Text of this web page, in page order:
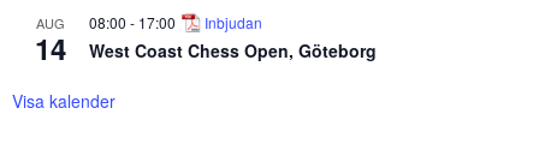
AUG
14
08:00 - 17:00 Inbjudan
West Coast Chess Open, Göteborg
Visa kalender